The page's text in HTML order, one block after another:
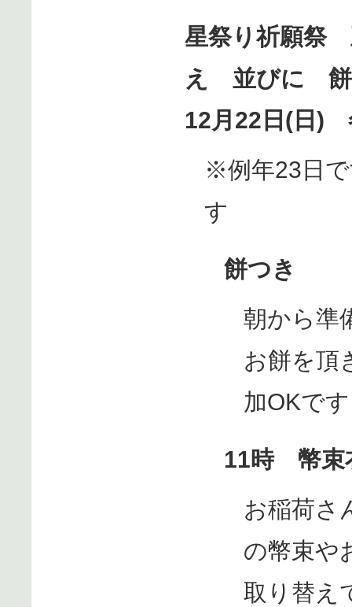
星祭り祈願祭
え 並びに
12月22日(日)
※例年23日
す
餅つき
朝から準
お餅を
加OKで
11時 幣束
お稲荷さ
の幣束や
取り替え